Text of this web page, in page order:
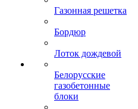
Газонная решетка
Бордюр
Лоток дождевой
Белорусские
газобетонные
блоки